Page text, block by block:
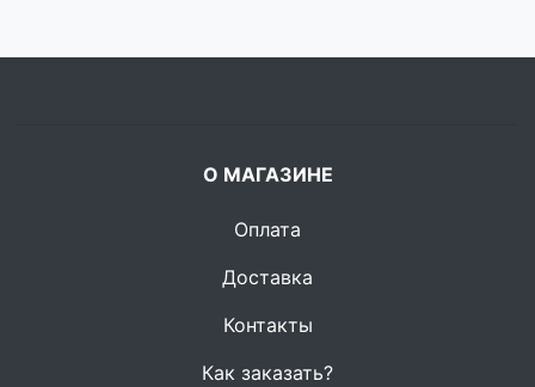
О МАГАЗИНЕ
Оплата
Доставка
Контакты
Как заказать?